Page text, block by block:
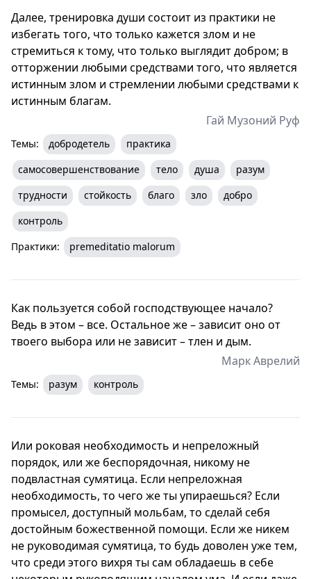
Далее, тренировка души состоит из практики не
избегать того, что только кажется злом и не
стремиться к тому, что только выглядит добром; в
отторжении любыми средствами того, что является
истинным злом и стремлении любыми средствами к
истинным благам.
Гай Музоний Руф
Темы: добродетель
практика
самосовершенствование
тело душа
разум
трудности
стойкость благо зло
добро
контроль
Практики:
premeditatio malorum
Как пользуется собой господствующее начало?
Ведь в этом – все. Остальное же – зависит оно от
твоего выбора или не зависит – тлен и дым.
Марк Аврелий
Темы: разум контроль
Или роковая необходимость и непреложный
порядок, или же беспорядочная, никому не
подвластная сумятица. Если непреложная
необходимость, то чего же ты упираешься? Если
промысел, доступный мольбам, то сделай себя
достойным божественной помощи. Если же никем
не руководимая сумятица, то будь доволен уже тем,
что среди этого вихря ты сам обладаешь в себе